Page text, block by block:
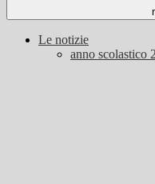
Le notizie
anno scolastico